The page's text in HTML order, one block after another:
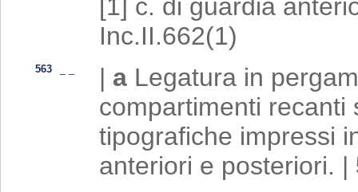
[1] c. di guardia
Inc.II.662(1)
563 | a Legatura in
compartimenti recanti
tipografiche impressi
anteriori e posteriori. |